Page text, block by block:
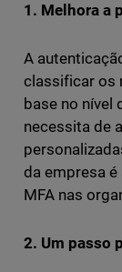
1. Melhora a
A
classificar os
base no nível
necessita de
da empresa
MFA nas
2. Um passo